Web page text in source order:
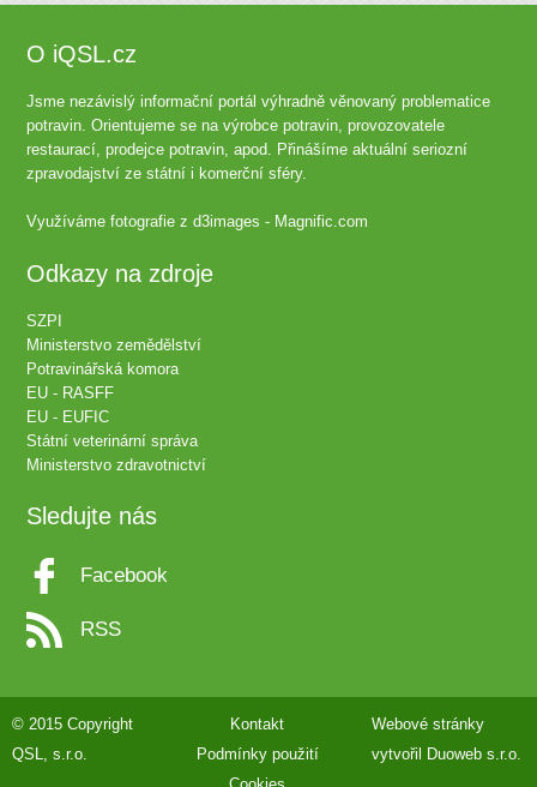
O iQSL.cz
Jsme nezávislý informační portál výhradně věnovaný problematice
potravin. Orientujeme se na výrobce potravin, provozovatele
restaurací, prodejce potravin, apod. Přinášíme aktuální seriozní
zpravodajství ze státní i komerční sféry.
Využíváme fotografie zd3images - Magnific.com
Odkazy na zdroje
SZPI
Ministerstvo zemědělství
Potravinářská komora
EU - RASFF
EU - EUFIC
Státní veterinární správa
Ministerstvo zdravotnictví
Sledujte nás
Facebook
RSS
© 2015 Copyright
QSL, s.r.o.
Kontakt
Podmínky použití
Webové stránky
vytvořil
Duoweb s.r.o.